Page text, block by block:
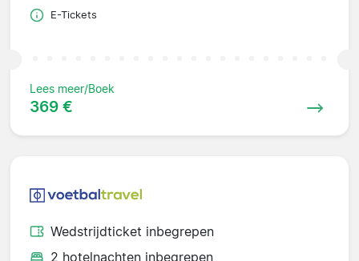
E-Tickets
Lees meer/Boek
369 €
Wedstrijdticket inbegrepen
2 hotelnachten inbegrepen